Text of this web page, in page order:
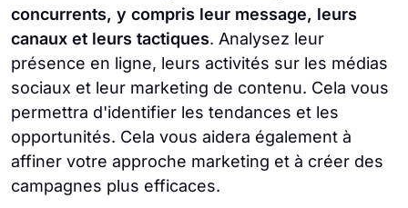
concurrents, y compris leur message, leurs
canaux et leurs tactiques. Analysez leur
présence en ligne, leurs activités sur les médias
sociaux et leur marketing de contenu. Cela vous
permettra d'identifier les tendances et les
opportunités. Cela vous aidera également à
affiner votre approche marketing et à créer des
campagnes plus efficaces.